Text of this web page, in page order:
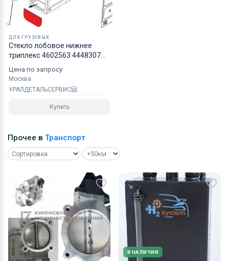
ДЛЯ ГРУЗОВЫХ
Стекло лобовое нижнее
триплекс 4602563 4448307
Цена по запросу
Москва
УРАЛДЕТАЛЬСЕРВИС
Купить
Прочее в Транспорт
В НАЛИЧИИ